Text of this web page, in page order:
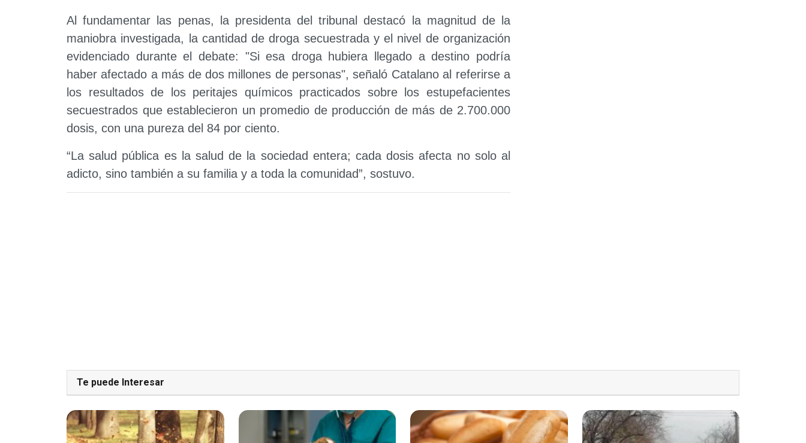
Al fundamentar las penas, la presidenta del tribunal destacó la magnitud de la
maniobra investigada, la cantidad de droga secuestrada y el nivel de organización
evidenciado durante el debate: "Si esa droga hubiera llegado a destino podría
haber afectado a más de dos millones de personas", señaló Catalano al referirse a
los resultados de los peritajes químicos practicados sobre los estupefacientes
secuestrados que establecieron un promedio de producción de más de 2.700.000
dosis, con una pureza del 84 por ciento.
“La salud pública es la salud de la sociedad entera; cada dosis afecta no solo al
adicto, sino también a su familia y a toda la comunidad”, sostuvo.
Te puede Interesar